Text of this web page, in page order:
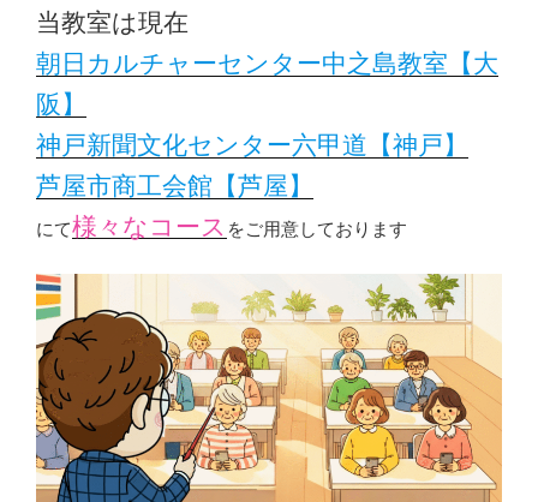
当教室は現在
朝日カルチャーセンター中之島教室【大
阪】
神戸新聞文化センター六甲道【神戸】
芦屋市商工会館【芦屋】
にて様々なコース をご用意しております